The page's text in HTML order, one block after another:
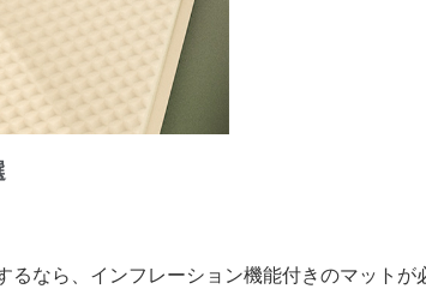
るなら、インフレーション機能付きのマットが